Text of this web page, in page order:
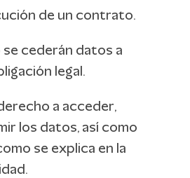
de un contrato.
se cederán datos a
legal.
a acceder,
los datos, así como
se explica en la